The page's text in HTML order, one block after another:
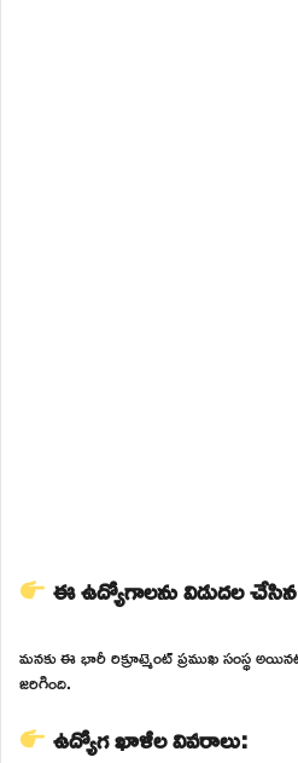
ఈ ఉద్యోగాలను విడుదల చేసిన
మనకు ఈ భారీ రిక్రూట్మెంట్ ప్రముఖ సంస్థ
జరిగింది.
ఉద్యోగ ఖాళీల వివరాలు: